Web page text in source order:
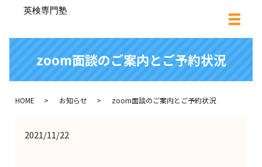
zoom面談のご案内とご予約状況
HOME お知らせ zoom面談のご案内とご予約状況
2021/11/22